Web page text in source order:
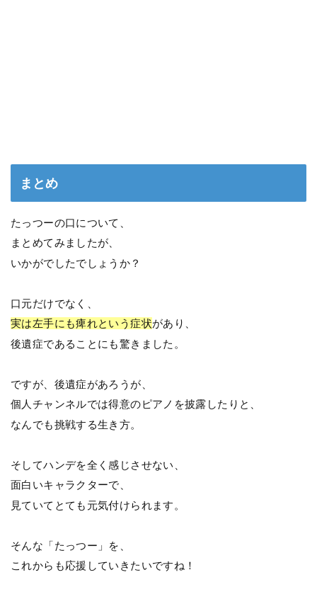
まとめ
たっつーの口について、
まとめてみましたが、
いかがでしたでしょうか？
口元だけでなく、
実は左手にも痺れという症状があり、
後遺症であることにも驚きました。
ですが、後遺症があろうが、
個人チャンネルでは得意のピアノを披露したりと、
なんでも挑戦する生き方。
そしてハンデを全く感じさせない、
面白いキャラクターで、
見ていてとても元気付けられます。
そんな「たっつー」を、
これからも応援していきたいですね！